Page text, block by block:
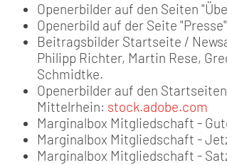
Openerbilder auf den Seiten
Openerbild auf der Seite
Beitragsbilder Startseite /
Philipp Richter, Martin Rese,
Schmidtke.
Openerbilder auf den
Mittelrhein: stock.adobe.com
Marginalbox Mitgliedschaft -
Marginalbox Mitgliedschaft -
Marginalbox Mitgliedschaft -